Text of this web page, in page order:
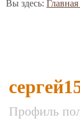
Вы здесь:
Профиль